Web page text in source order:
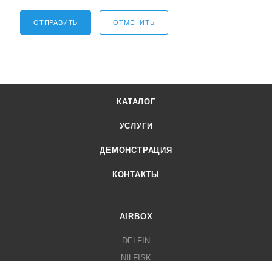
ОТПРАВИТЬ ОТМЕНИТЬ
КАТАЛОГ
УСЛУГИ
ДЕМОНСТРАЦИЯ
КОНТАКТЫ
AIRBOX
DELFIN
NILFISK